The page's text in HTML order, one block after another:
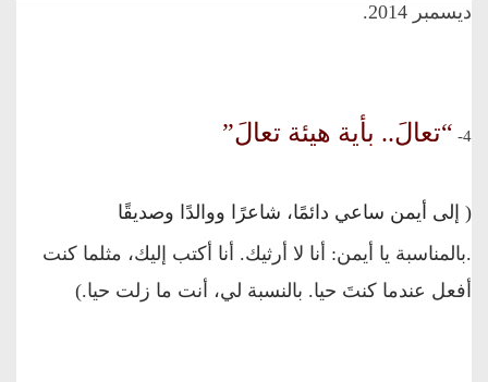
ديسمبر 2014 .
4- “تعالَ.. بأية هيئة تعالَ”
( إلى أيمن ساعي دائمًا، شاعرًا ووالدًا وصديقًا
.بالمناسبة يا أيمن: أنا لا أرثيك. أنا أكتب إليك، مثلما كنت
أفعل عندما كنتَ حيا. بالنسبة لي، أنت ما زلت حيا.)